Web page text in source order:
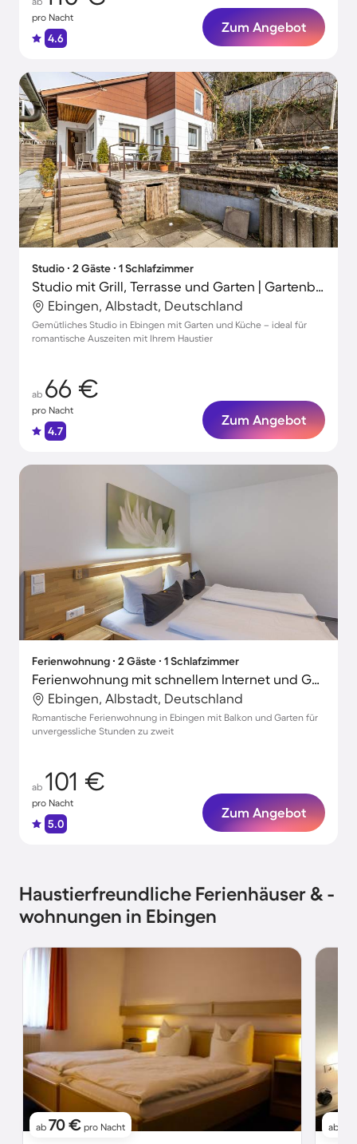
pro Nacht
4.6
Zum Angebot
Studio ∙ 2 Gäste ∙ 1 Schlafzimmer
Studio mit Grill, Terrasse und Garten | Gartenblick | Hunde erlaubt
Ebingen, Albstadt, Deutschland
Gemütliches Studio in Ebingen mit Garten und Küche – ideal für
romantische Auszeiten mit Ihrem Haustier
ab 66 €
pro Nacht
4.7
Zum Angebot
Ferienwohnung ∙ 2 Gäste ∙ 1 Schlafzimmer
Ferienwohnung mit schnellem Internet und Garten | Stadtblick
Ebingen, Albstadt, Deutschland
Romantische Ferienwohnung in Ebingen mit Balkon und Garten für
unvergessliche Stunden zu zweit
ab 101 €
pro Nacht
5.0
Zum Angebot
Haustierfreundliche Ferienhäuser & -
wohnungen in Ebingen
ab 70 € pro Nacht ab